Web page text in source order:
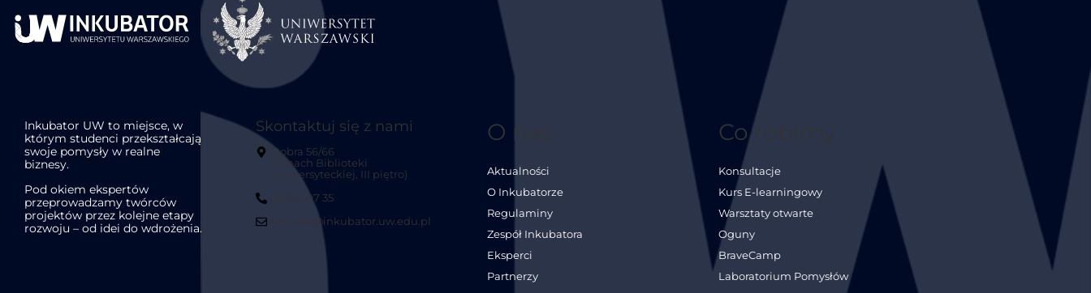
Inkubator UW to miejsce, w
którym studenci przekształcają
swoje pomysły w realne
biznesy.
Pod okiem ekspertów
przeprowadzamy twórców
projektów przez kolejne etapy
rozwoju – od idei do wdrożenia.
Skontaktuj się z nami
Dobra 56/66
(Gmach Biblioteki
Uniwersyteckiej, III piętro)
22 554 07 35
kontakt@inkubator.uw.edu.pl
O nas
Aktualności
O Inkubatorze
Regulaminy
Zespół Inkubatora
Eksperci
Partnerzy
Co robimy
Konsultacje
Kurs E-learningowy
Warsztaty otwarte
Oguny
BraveCamp
Laboratorium Pomysłów